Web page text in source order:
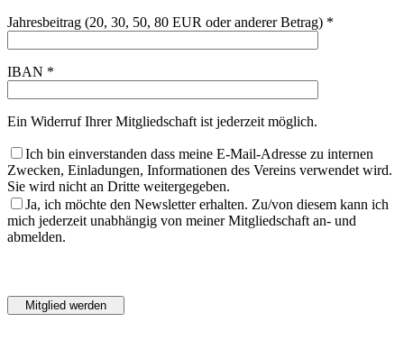
Jahresbeitrag (20, 30, 50, 80 EUR oder anderer Betrag) *
IBAN *
Ein Widerruf Ihrer Mitgliedschaft ist jederzeit möglich.
Ich bin einverstanden dass meine E-Mail-Adresse zu internen
Zwecken, Einladungen, Informationen des Vereins verwendet wird.
Sie wird nicht an Dritte weitergegeben.
Ja, ich möchte den Newsletter erhalten. Zu/von diesem kann ich
mich jederzeit unabhängig von meiner Mitgliedschaft an- und
abmelden.
dieses
Feld
lasse
dieses